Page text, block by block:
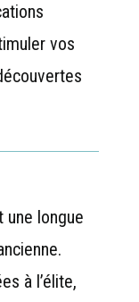
vos
une longue
à l’élite,